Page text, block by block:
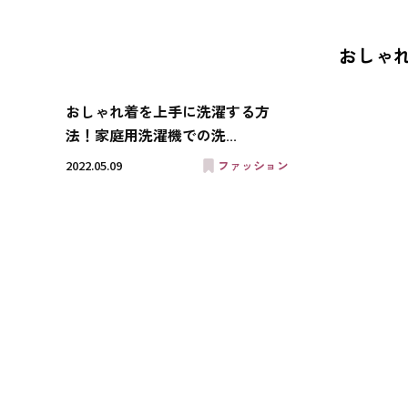
おしゃ
おしゃれ着を上手に洗濯する方
法！家庭用洗濯機での洗...
2022.05.09
ファッション